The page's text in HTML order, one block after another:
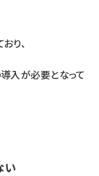
り、
入が必要となって
い